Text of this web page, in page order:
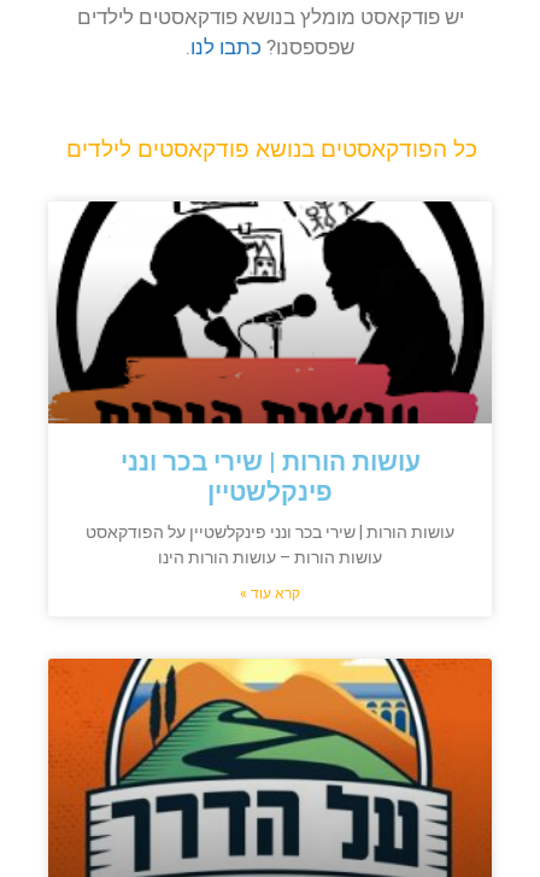
יש פודקאסט מומלץ בנושא פודקאסטים לילדים
שפספסנו? כתבו לנו.
כל הפודקאסטים בנושא פודקאסטים לילדים
עושות הורות | שירי בכר ונני
פינקלשטיין
עושות הורות | שירי בכר ונני פינקלשטיין על הפודקאסט
עושות הורות – עושות הורות הינו
קרא עוד »